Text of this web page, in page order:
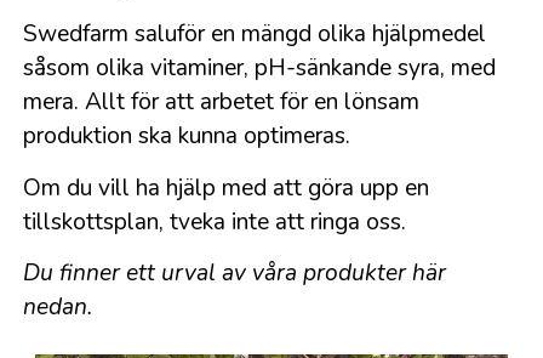
Swedfarm saluför en mängd olika hjälpmedel
såsom olika vitaminer, pH-sänkande syra, med
mera. Allt för att arbetet för en lönsam
produktion ska kunna optimeras.
Om du vill ha hjälp med att göra upp en
tillskottsplan, tveka inte att ringa oss.
Du finner ett urval av våra produkter här
nedan.